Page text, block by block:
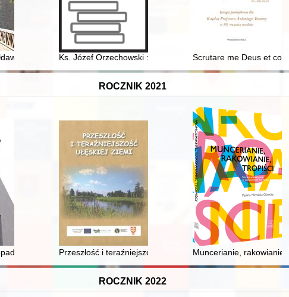
Królestwa Polskiego w latach 1905-1914 - recenzja]
w kontekście relacji z Węgrami i Turcją na przełomie XV i XVI wieku
Ks. Józef Orzechowski : na okoliczność: rokuScrutare me Deus et
ROCZNIK 2021
i 8 grudnia 1943 rPrzeszłość i teraźniejszość ułęskiej ziemiMuncerianie, rakowianie,
ROCZNIK 2022